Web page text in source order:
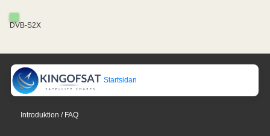
DVB-S2X
Startsidan
Introduktion / FAQ